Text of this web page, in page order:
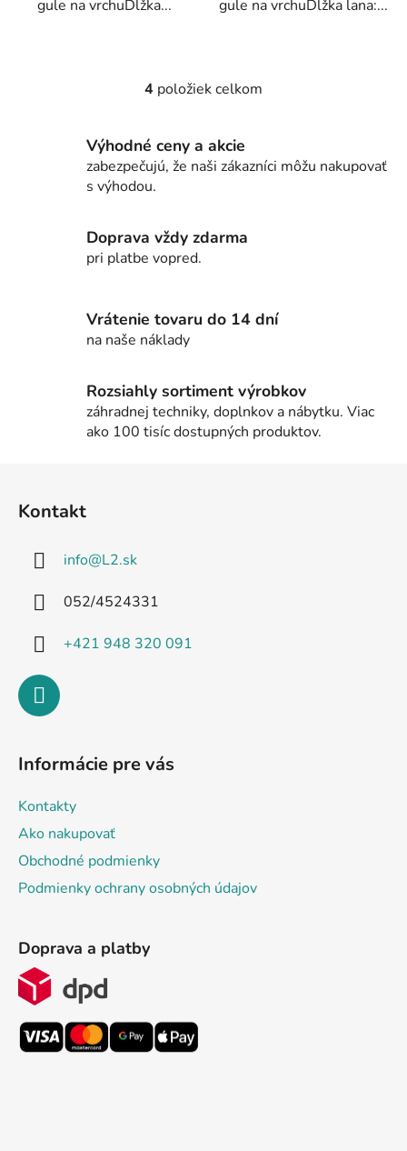
gule na vrchuDĺžka...
gule na vrchuDĺžka lana:...
O
á
d
i
v
ý
p
i
4 položiek celkom
Výhodné ceny a akcie
zabezpečujú, že naši zákazníci môžu nakupovať
s výhodou.
Doprava vždy zdarma
pri platbe vopred.
Vrátenie tovaru do 14 dní
na naše náklady
Rozsiahly sortiment výrobkov
záhradnej techniky, doplnkov a nábytku. Viac
ako 100 tisíc dostupných produktov.
Kontakt
info@L2.sk
052/4524331
+421 948 320 091
Informácie pre vás
Kontakty
Ako nakupovať
Obchodné podmienky
Podmienky ochrany osobných údajov
Doprava a platby